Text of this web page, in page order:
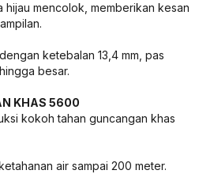
hijau mencolok, memberikan kesan
ketebalan 13,4 mm, pas
besar.
KHAS 5600
kokoh tahan guncangan khas
air sampai 200 meter.